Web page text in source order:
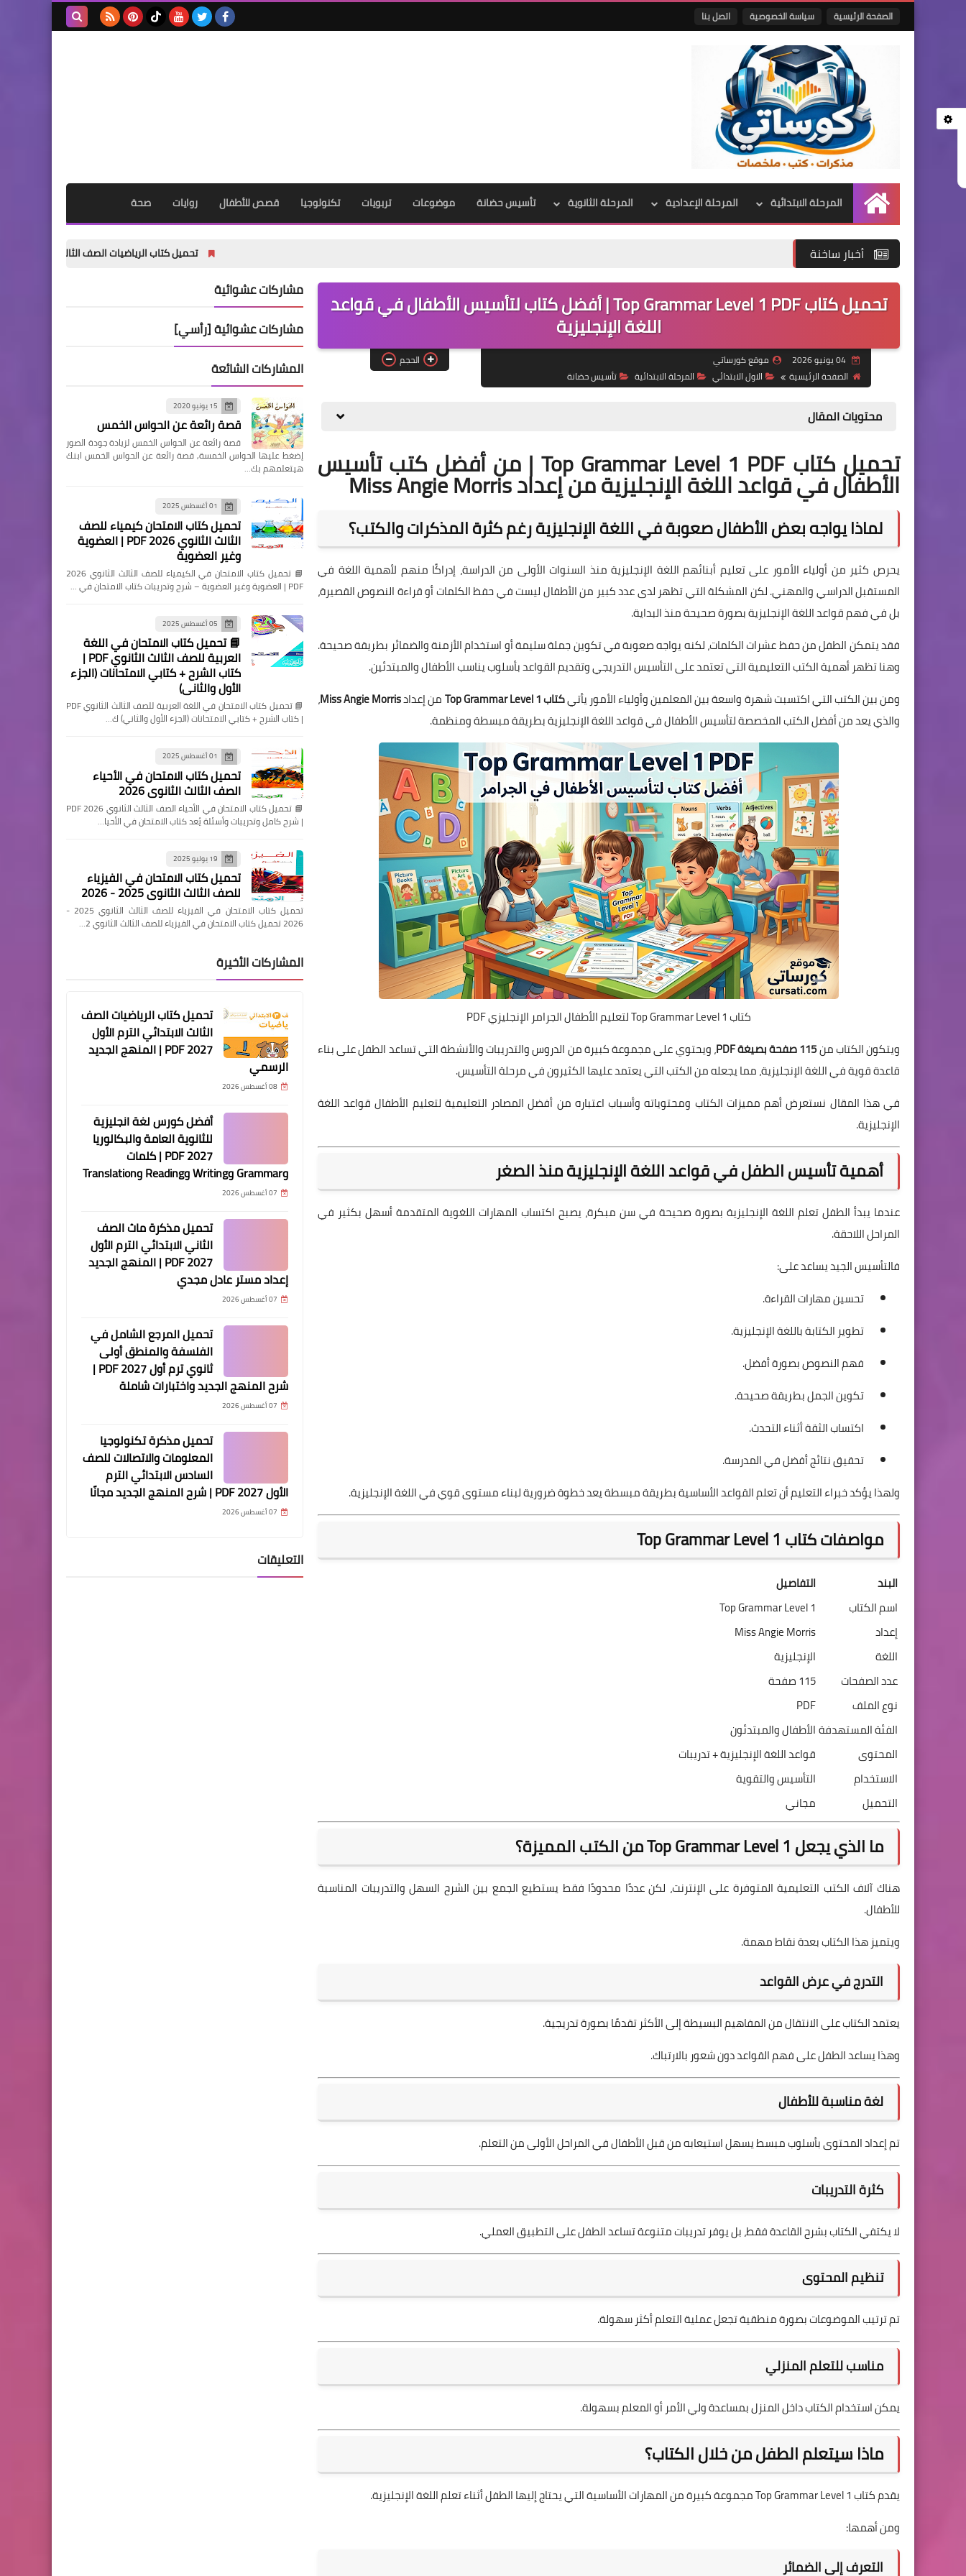
الصفحة الرئيسية سياسة الخصوصية اتصل بنا
الرئيسية
المرحلة الابتدائية المرحلة الإعدادية المرحلة الثانوية تأسيس حضانة موضوعات تربويات تكنولوجيا قصص للأطفال روايات صحة
أخبار ساخنة تحميل كتاب الرياضيات الصف الثالث الابتدائي الترم الأول 2027 PDF | المنهج الجديد الرسمي
تحميل كتاب Top Grammar Level 1 PDF | أفضل كتاب لتأسيس الأطفال في قواعد
اللغة الإنجليزية
04 يونيو 2026
موقع كورساتي
الصفحة الرئيسية
الاول الابتدائي المرحلة الابتدائية تأسيس حضانة
الحجم
محتويات المقال
تحميل كتاب Top Grammar Level 1 PDF | من أفضل كتب تأسيس
الأطفال في قواعد اللغة الإنجليزية من إعداد Miss Angie Morris
لماذا يواجه بعض الأطفال صعوبة في اللغة الإنجليزية رغم كثرة المذكرات والكتب؟
يحرص كثير من أولياء الأمور على تعليم أبنائهم اللغة الإنجليزية منذ السنوات الأولى من الدراسة، إدراكًا منهم لأهمية اللغة في
المستقبل الدراسي والمهني. لكن المشكلة التي تظهر لدى عدد كبير من الأطفال ليست في حفظ الكلمات أو قراءة النصوص القصيرة،
بل في فهم قواعد اللغة الإنجليزية بصورة صحيحة منذ البداية.
فقد يتمكن الطفل من حفظ عشرات الكلمات، لكنه يواجه صعوبة في تكوين جملة سليمة أو استخدام الأزمنة والضمائر بطريقة صحيحة.
وهنا تظهر أهمية الكتب التعليمية التي تعتمد على التأسيس التدريجي وتقديم القواعد بأسلوب يناسب الأطفال والمبتدئين.
ومن بين الكتب التي اكتسبت شهرة واسعة بين المعلمين وأولياء الأمور يأتيكتاب Top Grammar Level 1 من إعدادMiss Angie Morris،
والذي يعد من أفضل الكتب المخصصة لتأسيس الأطفال في قواعد اللغة الإنجليزية بطريقة مبسطة ومنظمة.
كتاب Top Grammar Level 1 لتعليم الأطفال الجرامر الإنجليزي PDF
ويتكون الكتاب من115 صفحة بصيغة PDF
، ويحتوي على مجموعة كبيرة من الدروس والتدريبات والأنشطة التي تساعد الطفل على بناء
قاعدة قوية في اللغة الإنجليزية، مما يجعله من الكتب التي يعتمد عليها الكثيرون في مرحلة التأسيس.
في هذا المقال نستعرض أهم مميزات الكتاب ومحتوياته وأسباب اعتباره من أفضل المصادر التعليمية لتعليم الأطفال قواعد اللغة
الإنجليزية.
أهمية تأسيس الطفل في قواعد اللغة الإنجليزية منذ الصغر
عندما يبدأ الطفل تعلم اللغة الإنجليزية بصورة صحيحة في سن مبكرة، يصبح اكتساب المهارات اللغوية المتقدمة أسهل بكثير في
المراحل اللاحقة.
فالتأسيس الجيد يساعد على:
تحسين مهارات القراءة.
تطوير الكتابة باللغة الإنجليزية.
فهم النصوص بصورة أفضل.
تكوين الجمل بطريقة صحيحة.
اكتساب الثقة أثناء التحدث.
تحقيق نتائج أفضل في المدرسة.
ولهذا يؤكد خبراء التعليم أن تعلم القواعد الأساسية بطريقة مبسطة يعد خطوة ضرورية لبناء مستوى قوي في اللغة الإنجليزية.
مواصفات كتاب Top Grammar Level 1
البند
التفاصيل
اسم الكتاب
Top Grammar Level 1
إعداد
Miss Angie Morris
اللغة
الإنجليزية
عدد الصفحات
115 صفحة
نوع الملف
PDF
الفئة المستهدفةالأطفال والمبتدئون
المحتوى
قواعد اللغة الإنجليزية + تدريبات
الاستخدام
التأسيس والتقوية
التحميل
مجاني
ما الذي يجعل Top Grammar Level 1 من الكتب المميزة؟
هناك آلاف الكتب التعليمية المتوفرة على الإنترنت، لكن عددًا محدودًا فقط يستطيع الجمع بين الشرح السهل والتدريبات المناسبة
للأطفال.
ويتميز هذا الكتاب بعدة نقاط مهمة.
التدرج في عرض القواعد
يعتمد الكتاب على الانتقال من المفاهيم البسيطة إلى الأكثر تقدمًا بصورة تدريجية.
وهذا يساعد الطفل على فهم القواعد دون شعور بالارتباك.
لغة مناسبة للأطفال
تم إعداد المحتوى بأسلوب مبسط يسهل استيعابه من قبل الأطفال في المراحل الأولى من التعلم.
كثرة التدريبات
لا يكتفي الكتاب بشرح القاعدة فقط، بل يوفر تدريبات متنوعة تساعد الطفل على التطبيق العملي.
تنظيم المحتوى
تم ترتيب الموضوعات بصورة منطقية تجعل عملية التعلم أكثر سهولة.
مناسب للتعلم المنزلي
يمكن استخدام الكتاب داخل المنزل بمساعدة ولي الأمر أو المعلم بسهولة.
ماذا سيتعلم الطفل من خلال الكتاب؟
يقدم كتاب Top Grammar Level 1 مجموعة كبيرة من المهارات الأساسية التي يحتاج إليها الطفل أثناء تعلم اللغة الإنجليزية.
ومن أهمها:
التعرف إلى الضمائر
مشاركات عشوائية
مشاركات عشوائية [رأسي]
المشاركات الشائعة
15 يونيو 2020
قصة رائعة عن الحواس الخمس
قصة رائعة عن الحواس الخمس لزيادة جودة الصور
إضغط عليها الحواس الخمسة, قصة رائعة عن الحواس الخمس ابنك
هيتعلمهم بك…
01 أغسطس 2025
تحميل كتاب الامتحان كيمياء للصف
الثالث الثانوي 2026 PDF | العضوية
وغير العضوية
📘 تحميل كتاب الامتحان في الكيمياء للصف الثالث الثانوي 2026
PDF | العضوية وغير العضوية – شرح وتدريبات كتاب الامتحان في …
05 أغسطس 2025
📘 تحميل كتاب الامتحان في اللغة
العربية للصف الثالث الثانوي PDF |
كتاب الشرح + كتابي الامتحانات (الجزء
الأول والثاني)
📘 تحميل كتاب الامتحان في اللغة العربية للصف الثالث الثانوي PDF
| كتاب الشرح + كتابي الامتحانات (الجزء الأول والثاني) ك…
01 أغسطس 2025
تحميل كتاب الامتحان في الأحياء
الصف الثالث الثانوي 2026
📘 تحميل كتاب الامتحان في الأحياء الصف الثالث الثانوي 2026 PDF
| شرح كامل وتدريبات وأسئلة يُعد كتاب الامتحان في الأحيا…
19 يوليو 2025
تحميل كتاب الامتحان في الفيزياء
للصف الثالث الثانوي 2025 - 2026
تحميل كتاب الامتحان في الفيزياء للصف الثالث الثانوي 2025 -
2026 تحميل كتاب الامتحان في الفيزياء للصف الثالث الثانوي 2…
المشاركات الأخيرة
تحميل كتاب الرياضيات الصف
الثالث الابتدائي الترم الأول
2027 PDF | المنهج الجديد
الرسمي
08 أغسطس 2026
أفضل كورس لغة انجليزية
للثانوية العامة والبكالوريا
2027 PDF | كلمات
وGrammar وWriting وReading وTranslation
07 أغسطس 2026
تحميل مذكرة ماث الصف
الثاني الابتدائي الترم الأول
2027 PDF | المنهج الجديد
إعداد مستر عادل مجدي
07 أغسطس 2026
تحميل المرجع الشامل في
الفلسفة والمنطق أولى
ثانوي ترم أول 2027 PDF |
شرح المنهج الجديد واختبارات شاملة
07 أغسطس 2026
تحميل مذكرة تكنولوجيا
المعلومات والاتصالات للصف
السادس الابتدائي الترم
الأول 2027 PDF | شرح المنهج الجديد مجانًا
07 أغسطس 2026
التعليقات